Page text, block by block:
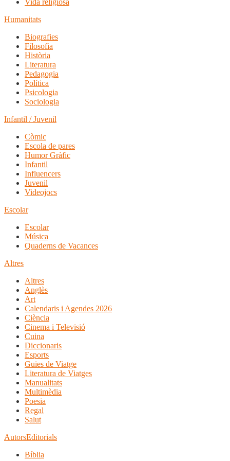
Vida religiosa
Humanitats
Biografies
Filosofia
Història
Literatura
Pedagogia
Política
Psicologia
Sociologia
Infantil / Juvenil
Còmic
Escola de pares
Humor Gràfic
Infantil
Influencers
Juvenil
Videojocs
Escolar
Escolar
Música
Quaderns de Vacances
Altres
Altres
Anglès
Art
Calendaris i Agendes 2026
Ciència
Cinema i Televisió
Cuina
Diccionaris
Esports
Guies de Viatge
Literatura de Viatges
Manualitats
Multimèdia
Poesia
Regal
Salut
AutorsEditorials
Bíblia